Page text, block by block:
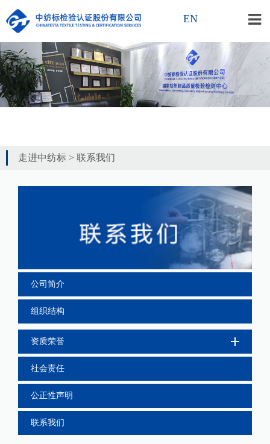
EN
走进中纺标 > 联系我们
公司简介
组织结构
资质荣誉
社会责任
公正性声明
联系我们